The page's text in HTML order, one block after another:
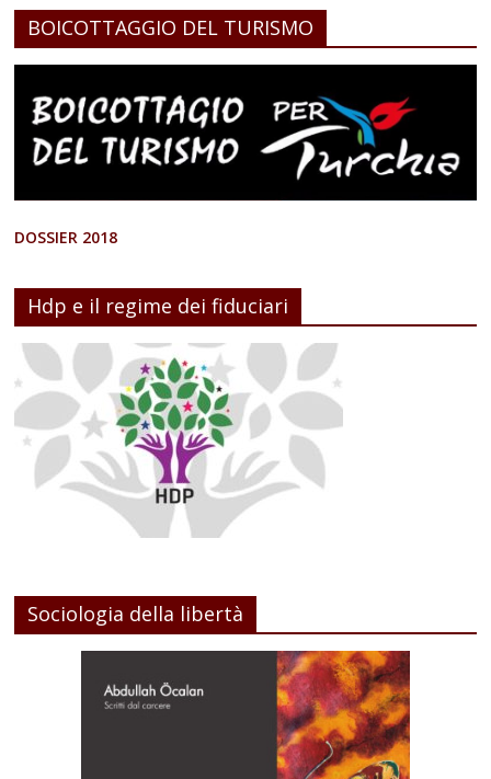
BOICOTTAGGIO DEL TURISMO
DOSSIER 2018
Hdp e il regime dei fiduciari
Sociologia della libertà